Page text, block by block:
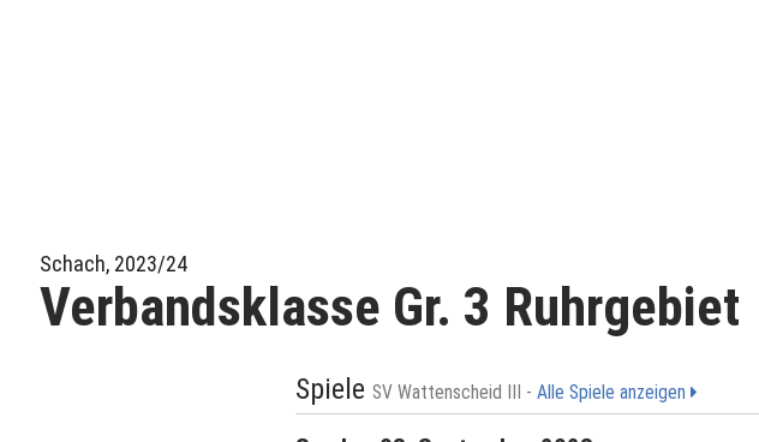
Schach, 2023/24
Verbandsklasse Gr. 3 Ruhrgebiet
Spiele SV Wattenscheid III - Alle Spiele anzeigen